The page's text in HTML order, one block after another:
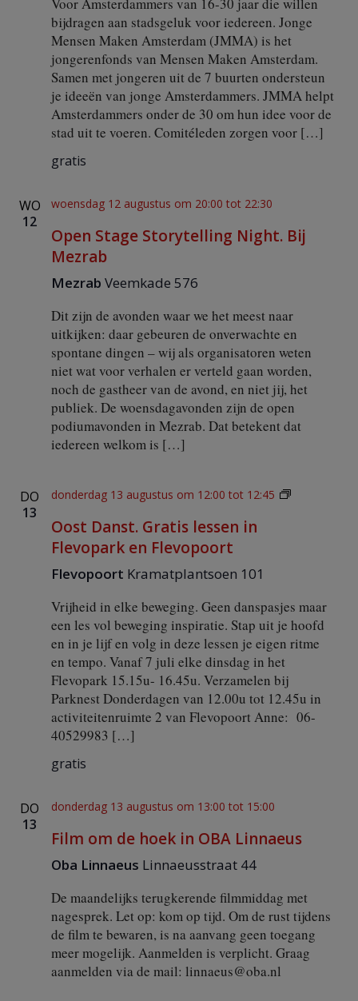
bijdragen aan stadsgeluk voor iedereen. Jonge
Mensen Maken Amsterdam (JMMA) is het
jongerenfonds van Mensen Maken Amsterdam.
Samen met jongeren uit de 7 buurten ondersteun
je ideeën van jonge Amsterdammers. JMMA helpt
Amsterdammers onder de 30 om hun idee voor de
stad uit te voeren. Comitéleden zorgen voor […]
gratis
WO
12
Open Stage Storytelling Night. Bij
Mezrab
woensdag 12 augustus om 20:00 tot 22:30
Mezrab Veemkade 576
Dit zijn de avonden waar we het meest naar
uitkijken: daar gebeuren de onverwachte en
spontane dingen – wij als organisatoren weten
niet wat voor verhalen er verteld gaan worden,
noch de gastheer van de avond, en niet jij, het
publiek. De woensdagavonden zijn de open
podiumavonden in Mezrab. Dat betekent dat
iedereen welkom is […]
DO
13
Oost Danst. Gratis lessen in
Flevopark en Flevopoort
donderdag 13 augustus om 12:00 tot 12:45
O
t
.
G
t
i
n
v
o
p
a
Flevopoort Kramatplantsoen 101
Vrijheid in elke beweging. Geen danspasjes maar
een les vol beweging inspiratie. Stap uit je hoofd
en in je lijf en volg in deze lessen je eigen ritme
en tempo. Vanaf 7 juli elke dinsdag in het
Flevopark 15.15u- 16.45u. Verzamelen bij
Parknest Donderdagen van 12.00u tot 12.45u in
activiteitenruimte 2 van Flevopoort Anne: 06-
40529983 […]
gratis
DO
13
Film om de hoek in OBA Linnaeus
donderdag 13 augustus om 13:00 tot 15:00
Oba Linnaeus Linnaeusstraat 44
De maandelijks terugkerende filmmiddag met
nagesprek. Let op: kom op tijd. Om de rust tijdens
de film te bewaren, is na aanvang geen toegang
meer mogelijk. Aanmelden is verplicht. Graag
aanmelden via de mail: linnaeus@oba.nl